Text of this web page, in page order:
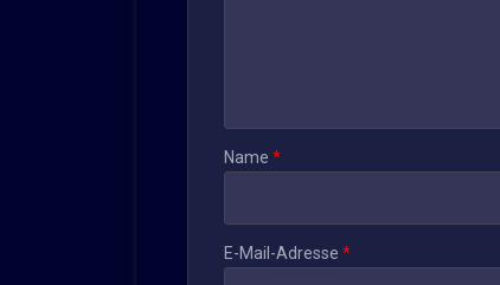
Name *
E-Mail-Adresse *